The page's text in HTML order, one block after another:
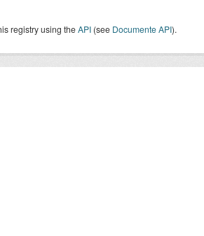
registry using theAPI (see Documente API).